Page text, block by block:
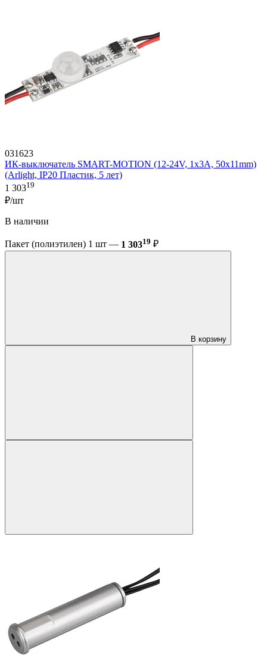
031623
ИК-выключатель SMART-MOTION (12-24V, 1х3А, 50x11mm)
(Arlight, IP20 Пластик, 5 лет)
1 30319
₽/шт
В наличии
Пакет (полиэтилен) 1 шт — 1 30319 ₽
В корзину